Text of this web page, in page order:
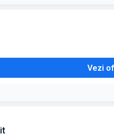
Vezi